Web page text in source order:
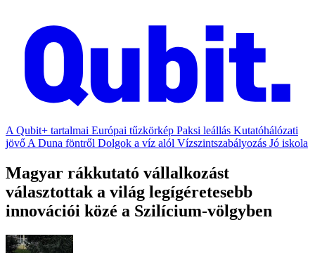
A Qubit+ tartalmai Európai tűzkörkép Paksi leállás Kutatóhálózati
jövő A Duna föntről Dolgok a víz alól Vízszintszabályozás Jó iskola
Magyar rákkutató vállalkozást
választottak a világ legígéretesebb
innovációi közé a Szilícium-völgyben